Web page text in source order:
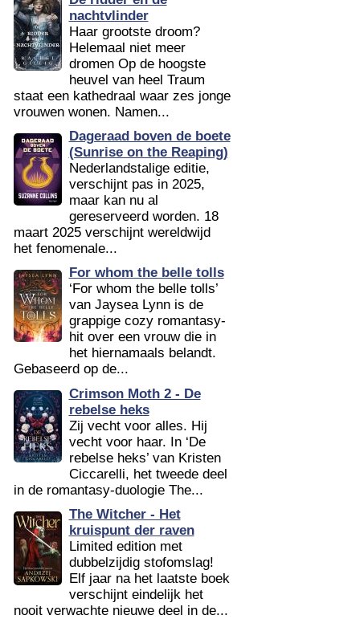
nachtvlinder
Haar grootste droom?
Helemaal niet meer
dromen Op de hoogste
heuvel van heel Traum
staat een kathedraal waar zes jonge
vrouwen wonen. Namen...
Dageraad boven de boete
(Sunrise on the Reaping)
Nederlandstalige editie,
verschijnt pas in 2025,
maar kan nu al
gereserveerd worden. 18
maart 2025 verschijnt wereldwijd
het fenomenale...
For whom the belle tolls
‘For whom the belle tolls’
van Jaysea Lynn is de
grappige cozy romantasy-
hit over een vrouw die in
het hiernamaals belandt.
Gebaseerd op de...
Crimson Moth 2 - De
rebelse heks
Zij vecht voor alles. Hij
vecht voor haar. In ‘De
rebelse heks’ van Kristen
Ciccarelli, het tweede deel
in de romantasy-duologie The...
The Witcher - Het
kruispunt der raven
Limited edition met
dubbelzijdig stofomslag!
Elf jaar na het laatste boek
verschijnt eindelijk het
nooit verwachte nieuwe deel in de...